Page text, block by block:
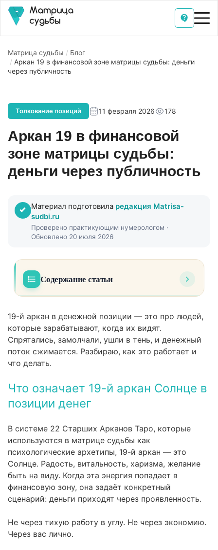
Матрица судьбы
Блог
Аркан 19 в финансовой зоне матрицы судьбы: деньги
через публичность
Толкование позиций 11 февраля 2026 178
Аркан 19 в финансовой
зоне матрицы судьбы:
деньги через публичность
Материал подготовила редакция Matrisa-
sudbi.ru
Проверено практикующим нумерологом ·
Обновлено 20 июля 2026
Содержание статьи
денег
02 Как проявляется энергия Солнца в деньгах:
плюс и минус
03 Что блокирует денежный канал при 19-м
04 Расшифровка 19-го аркана в связке с
другими энергиями финансового сектора
конкретные шаги
06 Профессии и направления для заработка
07 Связь финансовой зоны с другими
позициями матрицы
19-й аркан в денежной позиции — это про людей,
которые зарабатывают, когда их видят.
Спрятались, замолчали, ушли в тень, и денежный
поток сжимается. Разбираю, как это работает и
что делать.
Что означает 19-й аркан Солнце в
позиции денег
В системе 22 Старших Арканов Таро, которые
используются в матрице судьбы как
психологические архетипы, 19-й аркан — это
Солнце. Радость, витальность, харизма, желание
быть на виду. Когда эта энергия попадает в
финансовую зону, она задаёт конкретный
сценарий: деньги приходят через проявленность.
Не через тихую работу в углу. Не через экономию.
Через вас лично.